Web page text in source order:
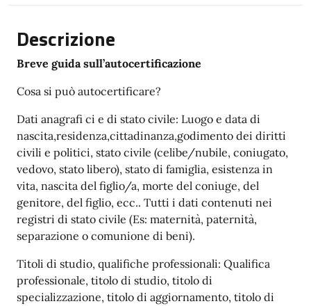
Descrizione
Breve guida sull’autocertificazione
Cosa si può autocertificare?
Dati anagrafi ci e di stato civile: Luogo e data di
nascita,residenza,cittadinanza,godimento dei diritti
civili e politici, stato civile (celibe/nubile, coniugato,
vedovo, stato libero), stato di famiglia, esistenza in
vita, nascita del figlio/a, morte del coniuge, del
genitore, del figlio, ecc.. Tutti i dati contenuti nei
registri di stato civile (Es: maternità, paternità,
separazione o comunione di beni).
Titoli di studio, qualifiche professionali: Qualifica
professionale, titolo di studio, titolo di
specializzazione, titolo di aggiornamento, titolo di